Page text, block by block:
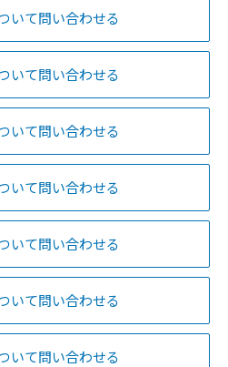
いて問い合わせる
いて問い合わせる
いて問い合わせる
いて問い合わせる
いて問い合わせる
いて問い合わせる
いて問い合わせる